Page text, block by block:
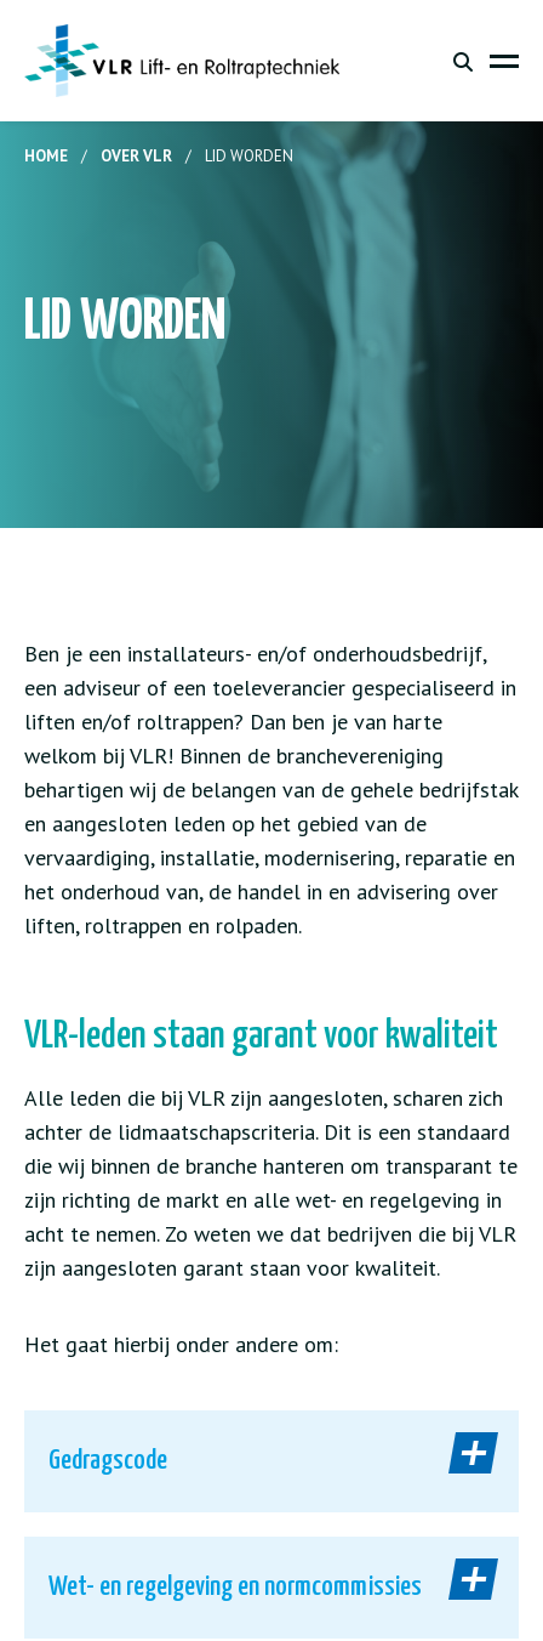
HOME / OVER VLR / LID WORDEN
LID WORDEN
Ben je een installateurs- en/of onderhoudsbedrijf,
een adviseur of een toeleverancier gespecialiseerd in
liften en/of roltrappen? Dan ben je van harte
welkom bij VLR! Binnen de branchevereniging
behartigen wij de belangen van de gehele bedrijfstak
en aangesloten leden op het gebied van de
vervaardiging, installatie, modernisering, reparatie en
het onderhoud van, de handel in en advisering over
liften, roltrappen en rolpaden.
VLR-leden staan garant voor kwaliteit
Alle leden die bij VLR zijn aangesloten, scharen zich
achter de lidmaatschapscriteria. Dit is een standaard
die wij binnen de branche hanteren om transparant te
zijn richting de markt en alle wet- en regelgeving in
acht te nemen. Zo weten we dat bedrijven die bij VLR
zijn aangesloten garant staan voor kwaliteit.
Het gaat hierbij onder andere om:
Gedragscode
Wet- en regelgeving en normcommissies